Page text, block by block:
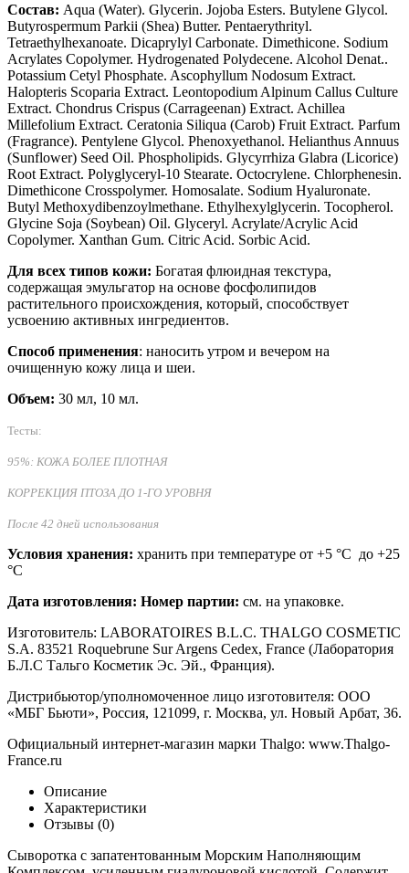
Состав: Aqua (Water). Glycerin. Jojoba Esters. Butylene Glycol.
Butyrospermum Parkii (Shea) Butter. Pentaerythrityl.
Tetraethylhexanoate. Dicaprylyl Carbonate. Dimethicone. Sodium
Acrylates Copolymer. Hydrogenated Polydecene. Alcohol Denat..
Potassium Cetyl Phosphate. Ascophyllum Nodosum Extract.
Halopteris Scoparia Extract. Leontopodium Alpinum Callus Culture
Extract. Chondrus Crispus (Carrageenan) Extract. Achillea
Millefolium Extract. Ceratonia Siliqua (Carob) Fruit Extract. Parfum
(Fragrance). Pentylene Glycol. Phenoxyethanol. Helianthus Annuus
(Sunflower) Seed Oil. Phospholipids. Glycyrrhiza Glabra (Licorice)
Root Extract. Polyglyceryl-10 Stearate. Octocrylene. Chlorphenesin.
Dimethicone Crosspolymer. Homosalate. Sodium Hyaluronate.
Butyl Methoxydibenzoylmethane. Ethylhexylglycerin. Tocopherol.
Glycine Soja (Soybean) Oil. Glyceryl. Acrylate/Acrylic Acid
Copolymer. Xanthan Gum. Citric Acid. Sorbic Acid.
Для всех типов кожи: Богатая флюидная текстура,
содержащая эмульгатор на основе фосфолипидов
растительного происхождения, который, способствует
усвоению активных ингредиентов.
Способ применения: наносить утром и вечером на
очищенную кожу лица и шеи.
Объем: 30 мл, 10 мл.
Тесты:
95%: КОЖА БОЛЕЕ ПЛОТНАЯ
КОРРЕКЦИЯ ПТОЗА ДО 1-ГО УРОВНЯ
После 42 дней использования
Условия хранения: хранить при температуре от +5 °C до +25
°C
Дата изготовления: Номер партии: см. на упаковке.
Изготовитель: LABORATOIRES B.L.C. THALGO COSMETIC
S.A. 83521 Roquebrune Sur Argens Cedex, France (Лаборатория
Б.Л.С Тальго Косметик Эс. Эй., Франция).
Дистрибьютор/уполномоченное лицо изготовителя: ООО
«МБГ Бьюти», Россия, 121099, г. Москва, ул. Новый Арбат, 36.
Официальный интернет-магазин марки Thalgo: www.Thalgo-
France.ru
Описание
Характеристики
Отзывы (0)
Сыворотка с запатентованным Морским Наполняющим